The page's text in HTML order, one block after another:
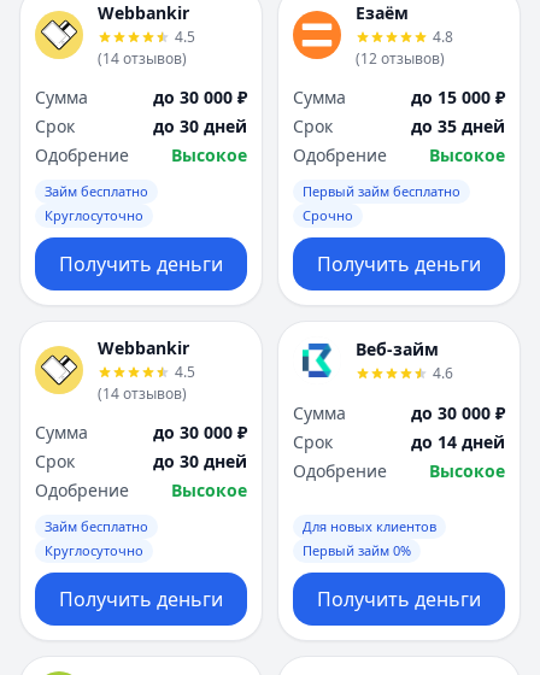
Webbankir
4.5
(14отзывов)
Сумма
до 30 000 ₽
Срок
до 30 дней
Одобрение
Высокое
Займ бесплатно
Круглосуточно
Получить деньги
Езаём
4.8
(12отзывов)
Сумма
до 15 000 ₽
Срок
до 35 дней
Одобрение
Высокое
Первый займ бесплатно
Срочно
Получить деньги
Webbankir
4.5
(14отзывов)
Сумма
до 30 000 ₽
Срок
до 30 дней
Одобрение
Высокое
Займ бесплатно
Круглосуточно
Получить деньги
Веб-займ
4.6
Сумма
до 30 000 ₽
Срок
до 14 дней
Одобрение
Высокое
Для новых клиентов
Первый займ 0%
Получить деньги